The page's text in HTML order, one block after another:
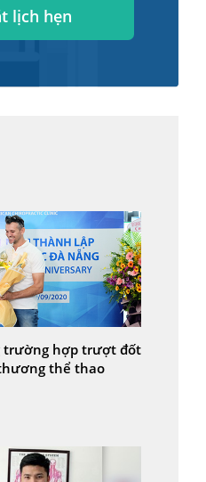
lịch hẹn
trường hợp trượt đốt
thể thao